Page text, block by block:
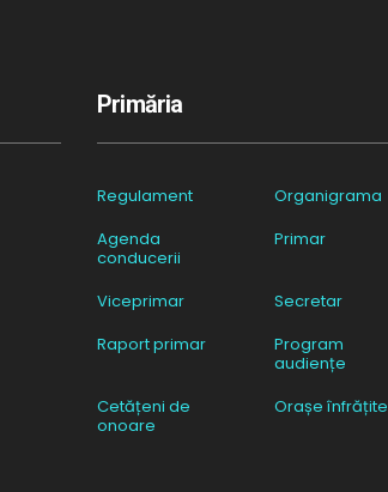
Primăria
Regulament
Organigrama
Agenda
conducerii
Primar
Viceprimar
Secretar
Raport primar
Program
audiențe
Cetățeni de
onoare
Orașe înfrățite